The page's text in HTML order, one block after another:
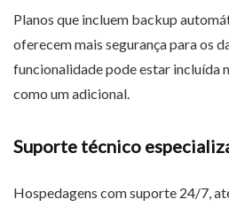
Planos que incluem backup
oferecem mais segurança para os
funcionalidade pode estar incluída
como um adicional.
Suporte técnico
Hospedagens com suporte 24/7,